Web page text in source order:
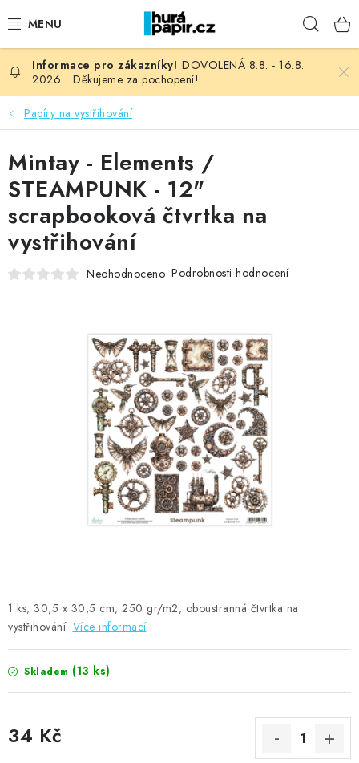
na
NOVINKY
HURÁ DÍLNA
VŠECHNO ZBOŽÍ
KNIHAŘSKÝ MATERIÁL
KURZY NATY LYSAK
OBLÍBENÉ ♥️
MOJE OBJEDNÁVKA
Kontakty Moje objednávka
Oblíbené ♥️
Hodnocení obchodu
Obchodní podmínky
Podmínky ochrany osobních údajů
Ověřování recenzí
DOVOLENÁ 8.8. - 16.8.
2026... Děkujeme za pochopení!
Papíry na vystřihování
1 ks; 30,5 x 30,5 cm; 250 gr/m2; oboustranná čtvrtka na
vystřihování. Více informací
Skladem (13 ks)
34 Kč
Mintay - Elements /
STEAMPUNK - 12"
scrapbooková čtvrtka na
vystřihování
Neohodnoceno Podrobnosti hodnocení